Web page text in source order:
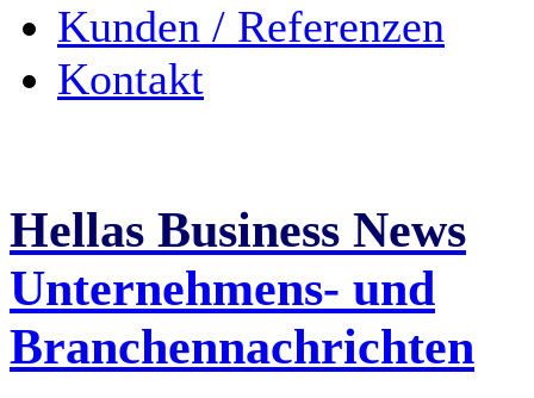
Kunden / Referenzen
Kontakt
Hellas Business News
Unternehmens- und
Branchennachrichten